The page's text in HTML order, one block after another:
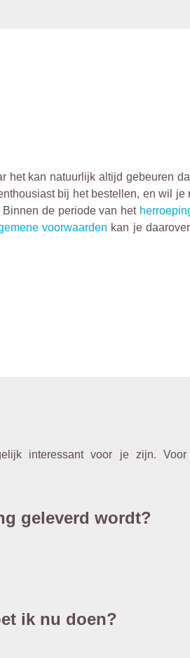
het kan natuurlijk altijd gebeuren
bij het bestellen, en wil je
de periode van het
voorwaarden kan je
interessant voor je zijn.
geleverd wordt?
ik nu doen?